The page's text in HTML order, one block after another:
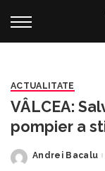
ACTUALITATE
VÂLCEA:
pompier a
liber
Posted
Andrei Bacalu